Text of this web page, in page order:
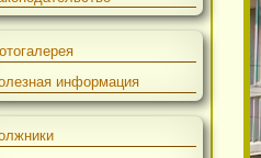
Мой дом (документы)
Законодательство
Фотогалерея
Полезная информация